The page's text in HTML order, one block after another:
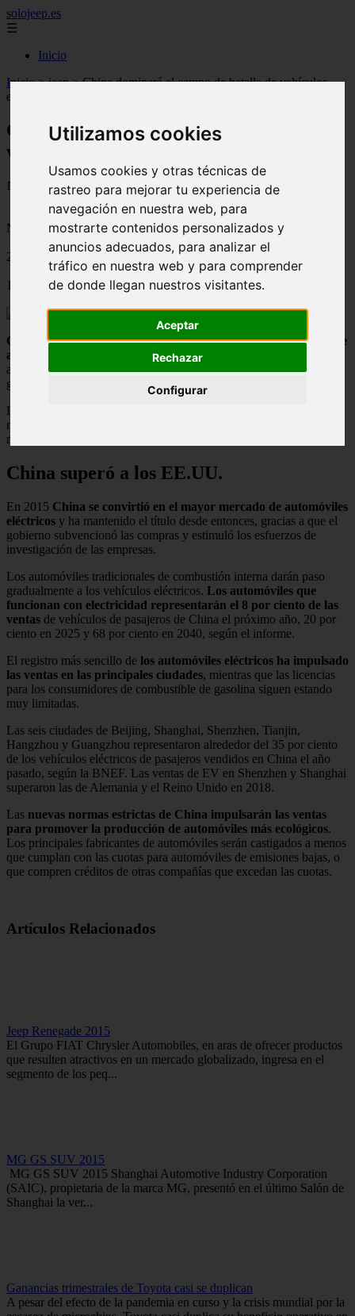
Utilizamos cookies
Usamos cookies y otras técnicas de
rastreo para mejorar tu experiencia de
navegación en nuestra web, para
mostrarte contenidos personalizados y
anuncios adecuados, para analizar el
tráfico en nuestra web y para comprender
de donde llegan nuestros visitantes.
Aceptar
Rechazar
Configurar
solojeep.es
☰
Inicio
Inicio > jeep >China dominará el campo de batalla de vehículos
eléctricos
China dominará el campo de batalla de
vehículos eléctricos
📅 02/07/2025
Novedades del Motor
2019-05-22
1113
China será el principal campo de batalla para los fabricantes de
automóviles eléctricos
durante las próximas dos décadas, sin ver
avances en Estados Unidos y Europa, en medio de un impulso
gubernamental hacia vehículos más ecológicos.
Las ventas anuales de autos eléctricos en China alcanzarán los 2
millones de unidades el próximo año, luego de haber superado el
millón por primera vez en 2018, según el informe de la BNEF.
China superó a los EE.UU.
En 2015 China se convirtió en el mayor mercado de automóviles
eléctricos y ha mantenido el título desde entonces, gracias a que el
gobierno subvencionó las compras y estimuló los esfuerzos de
investigación de las empresas.
Los automóviles tradicionales de combustión interna darán paso
gradualmente a los vehículos eléctricos. Los automóviles que
funcionan con electricidad representarán el 8 por ciento de las
ventas de vehículos de pasajeros de China el próximo año, 20 por
ciento en 2025 y 68 por ciento en 2040, según el informe.
El registro más sencillo de los automóviles eléctricos ha impulsado
las ventas en las principales ciudades, mientras que las licencias
para los consumidores de combustible de gasolina siguen estando
muy limitadas.
Las seis ciudades de Beijing, Shanghai, Shenzhen, Tianjin,
Hangzhou y Guangzhou representaron alrededor del 35 por ciento
de los vehículos eléctricos de pasajeros vendidos en China el año
pasado, según la BNEF. Las ventas de EV en Shenzhen y Shanghai
superaron las de Alemania y el Reino Unido en 2018.
Las nuevas normas estrictas de China impulsarán las ventas
para promover la producción de automóviles más ecológicos.
Los principales fabricantes de automóviles serán castigados a menos
que cumplan con las cuotas para automóviles de emisiones bajas, o
que compren créditos de otras compañías que excedan las cuotas.
Artículos Relacionados
Jeep Renegade 2015
El Grupo FIAT Chrysler Automobiles, en aras de ofrecer productos
que resulten atractivos en un mercado globalizado, ingresa en el
segmento de los peq...
MG GS SUV 2015
MG GS SUV 2015 Shanghai Automotive Industry Corporation
(SAIC), propietaria de la marca MG, presentó en el último Salón de
Shanghai la ver...
Ganancias trimestrales de Toyota casi se duplican
A pesar del efecto de la pandemia en curso y la crisis mundial por la